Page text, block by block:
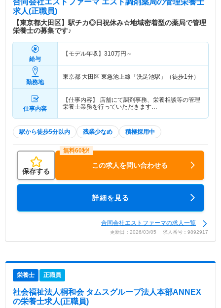
合同会社エストファーマ エスト調剤薬局の管理栄養士
求人(正職員)
【東京都大田区】駅チカ◎日祝休み☆地域密着型の薬局で管理
栄養士の募集です♪
給与
【モデル年収】 310万円～
勤務地
東京都 大田区 東急池上線「洗足池駅」（徒歩1分）
仕事内容
【仕事内容】 店舗にて調剤事務、栄養相談等の管理
栄養士業務を行っていただきます…
駅から徒歩5分以内 残業少なめ 積極採用中
保存する
この求人を問い合わせる
詳細を見る
合同会社エストファーマの求人一覧
更新日：2026/03/05 求人番号：9892917
栄養士 正職員
社会福祉法人桐和会 タムスグループ法人本部ANNEX
の栄養士求人(正職員)